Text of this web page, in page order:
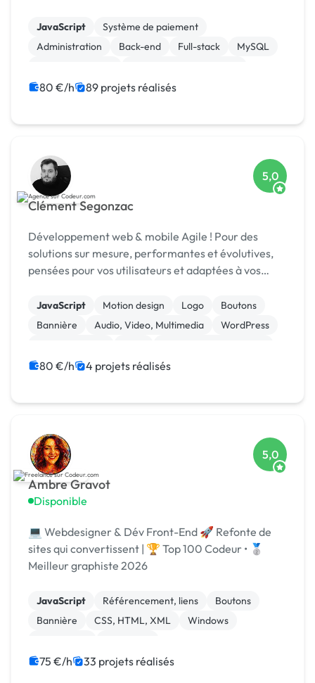
JavaScript
Système de paiement
Administration
Back-end Full-stack
MySQL
Integration HTML
Machine Learning
80 €/h 89 projets réalisés
Clément Segonzac
5,0
Développement web & mobile Agile ! Pour des
solutions sur mesure, performantes et évolutives,
pensées pour vos utilisateurs et adaptées à vos
JavaScript Motion design Logo
Boutons
Bannière
Audio, Video, Multimedia
WordPress
80 €/h 4 projets réalisés
Ambre Gravot
Disponible
5,0
💻 Webdesigner & Dév Front-End 🚀 Refonte de
sites qui convertissent | 🏆 Top 100 Codeur • 🥈
Meilleur graphiste 2026
JavaScript Référencement, liens
Boutons
Bannière
CSS, HTML, XML
Windows
Print (flyer, plaquette, affiche...)
75 €/h 33 projets réalisés